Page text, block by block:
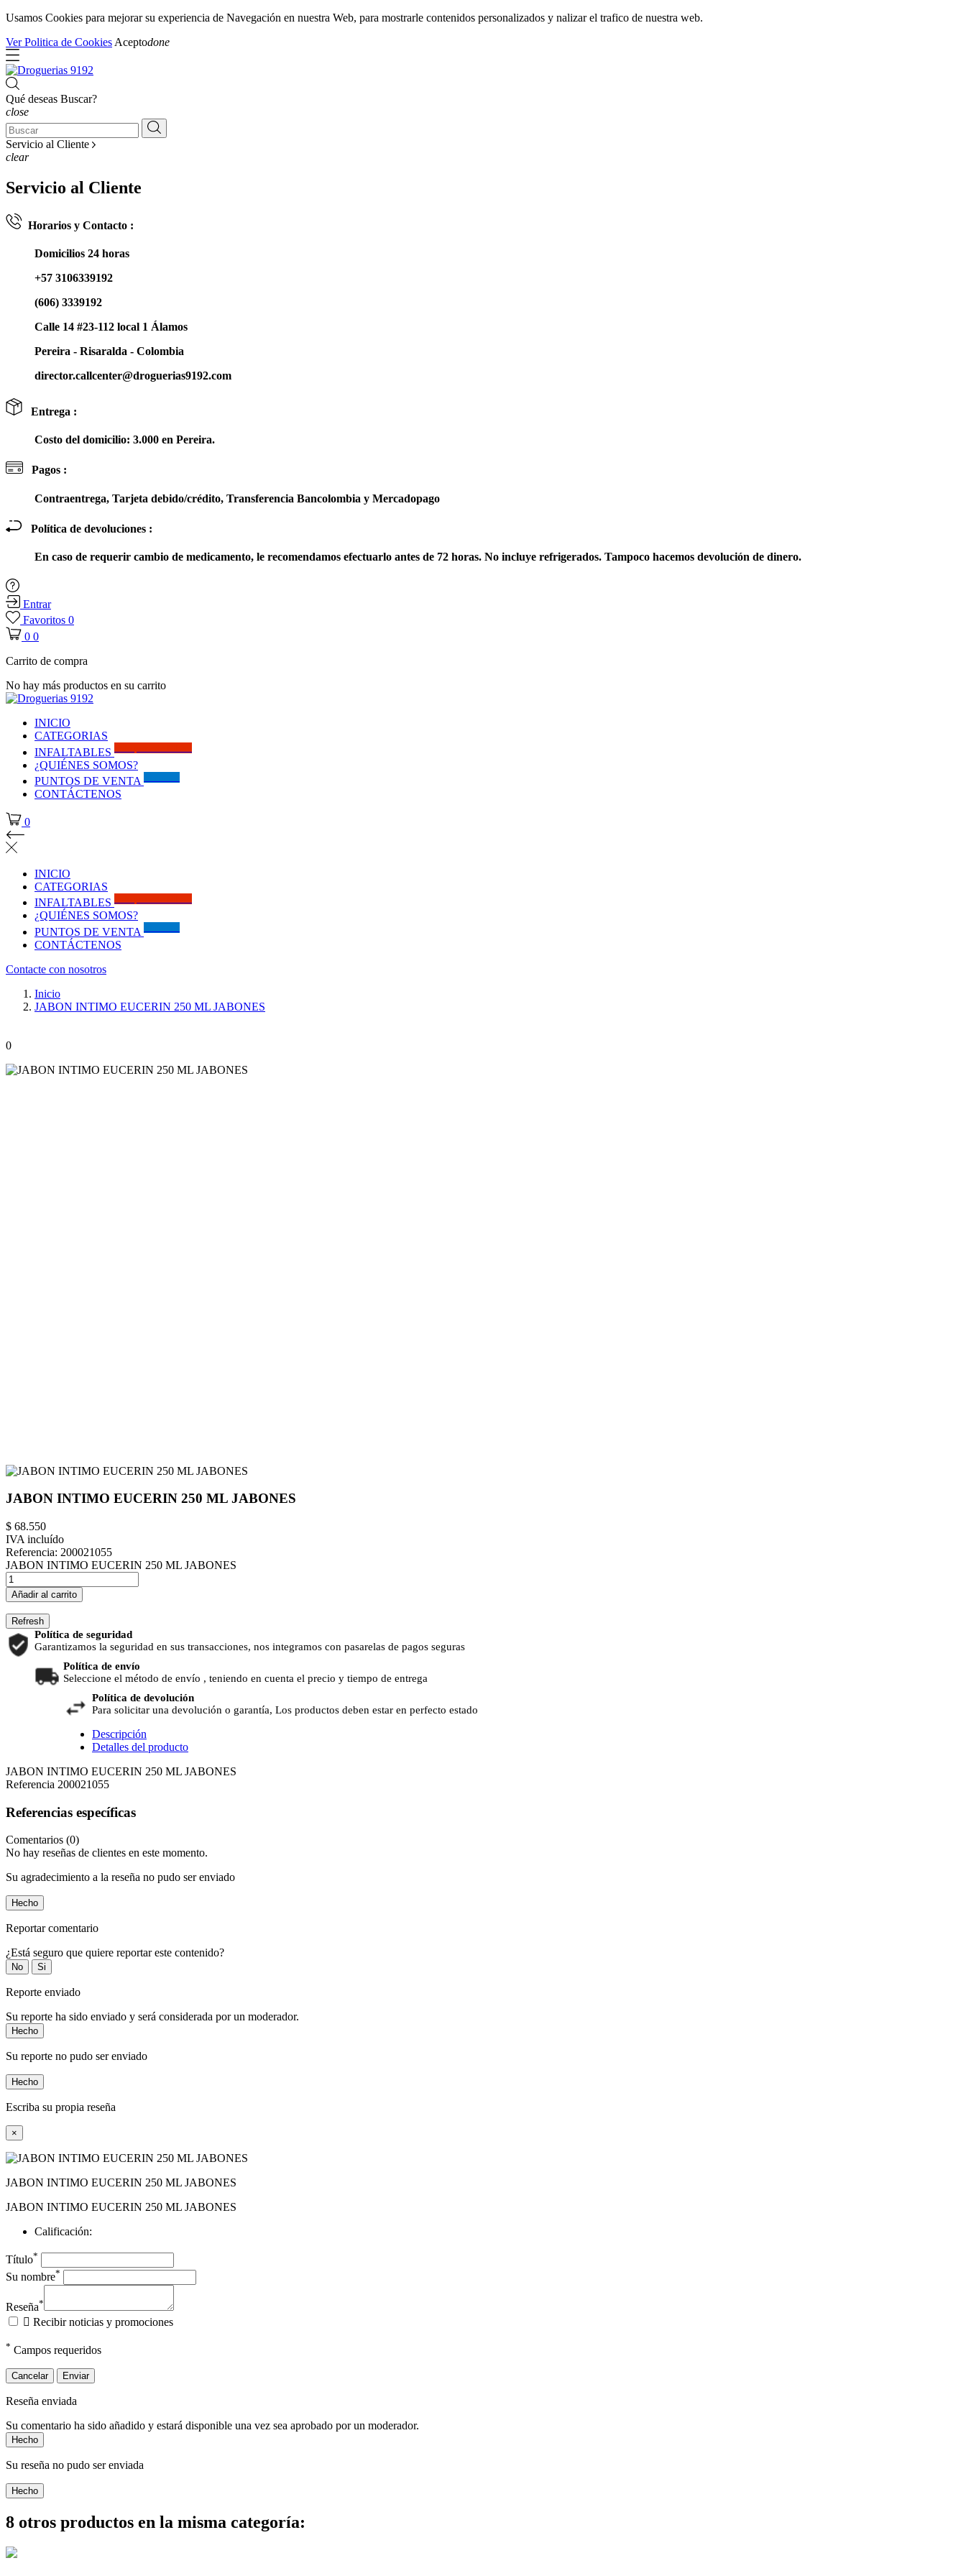
Usamos Cookies para mejorar su experiencia de Navegación en nuestra Web, para mostrarle contenidos personalizados y nalizar el trafico de nuestra web.
Ver Politica de Cookies Aceptodone
Qué deseas Buscar?
close
Servicio al Cliente
clear
Servicio al Cliente
Horarios y Contacto :
Domicilios 24 horas
+57 3106339192
(606) 3339192
Calle 14 #23-112 local 1 Álamos
Pereira - Risaralda - Colombia
director.callcenter@droguerias9192.com
Entrega :
Costo del domicilio: 3.000 en Pereira.
Pagos :
Contraentrega, Tarjeta debido/crédito, Transferencia Bancolombia y Mercadopago
Política de devoluciones :
En caso de requerir cambio de medicamento, le recomendamos efectuarlo antes de 72 horas. No incluye refrigerados. Tampoco hacemos devolución de dinero.
Entrar
Favoritos 0
0 0
Carrito de compra
No hay más productos en su carrito
INICIO
CATEGORIAS
INFALTABLES
¿QUIÉNES SOMOS?
PUNTOS DE VENTA
CONTÁCTENOS
0
INICIO
CATEGORIAS
INFALTABLES
¿QUIÉNES SOMOS?
PUNTOS DE VENTA
CONTÁCTENOS
Contacte con nosotros
Inicio
JABON INTIMO EUCERIN 250 ML JABONES
0
JABON INTIMO EUCERIN 250 ML JABONES
$ 68.550
IVA incluído
Referencia: 200021055
JABON INTIMO EUCERIN 250 ML JABONES
Añadir al carrito
Política de seguridad
Garantizamos la seguridad en sus transacciones, nos integramos con pasarelas de pagos seguras
Política de envío
Seleccione el método de envío , teniendo en cuenta el precio y tiempo de entrega
Política de devolución
Para solicitar una devolución o garantía, Los productos deben estar en perfecto estado
Descripción
Detalles del producto
JABON INTIMO EUCERIN 250 ML JABONES
Referencia 200021055
Referencias específicas
Comentarios (0)
No hay reseñas de clientes en este momento.
Su agradecimiento a la reseña no pudo ser enviado
Hecho
Reportar comentario
¿Está seguro que quiere reportar este contenido?
No Si
Reporte enviado
Su reporte ha sido enviado y será considerada por un moderador.
Hecho
Su reporte no pudo ser enviado
Hecho
Escriba su propia reseña
×
JABON INTIMO EUCERIN 250 ML JABONES
JABON INTIMO EUCERIN 250 ML JABONES
Calificación:
Título*
Su nombre*
Reseña*
 Recibir noticias y promociones
* Campos requeridos
Cancelar Enviar
Reseña enviada
Su comentario ha sido añadido y estará disponible una vez sea aprobado por un moderador.
Hecho
Su reseña no pudo ser enviada
Hecho
8 otros productos en la misma categoría: